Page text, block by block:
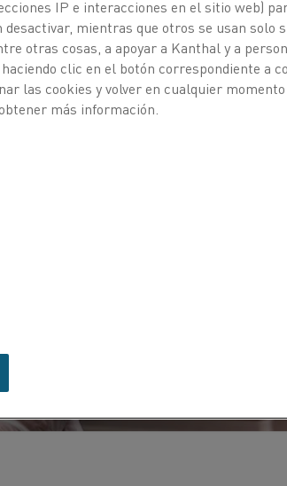
IP e interacciones en el sitio web)
mientras que otros se usan solo
otras cosas, a apoyar a Kanthal y a
clic en el botón correspondiente a
las cookies y volver en cualquier
más información.